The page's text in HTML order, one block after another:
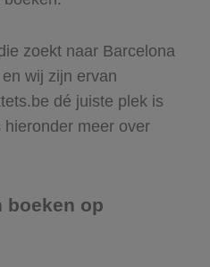
zoekt naar Barcelona
wij zijn ervan
dé juiste plek is
meer over
boeken op